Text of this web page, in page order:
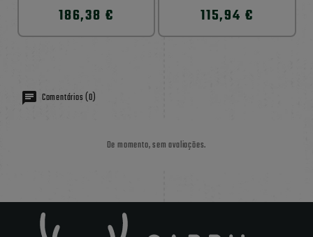
186,38 € 115,94 €
Comentários (0)
De momento, sem avaliações.